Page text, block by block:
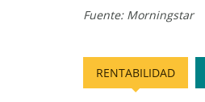
Fuente: Morningstar
RENTABILIDAD